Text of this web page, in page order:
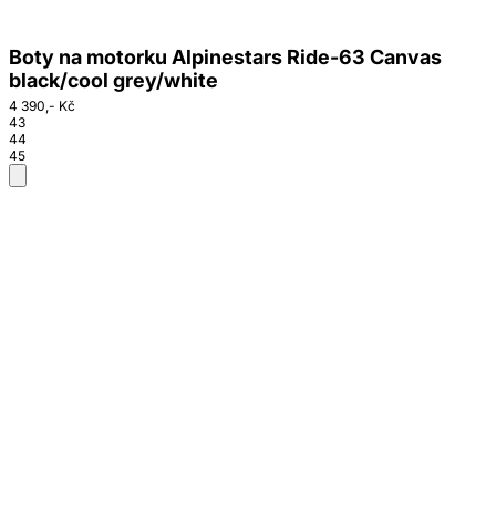
Boty na motorku Alpinestars Ride-63 Canvas
black/cool grey/white
4 390,- Kč
43
44
45